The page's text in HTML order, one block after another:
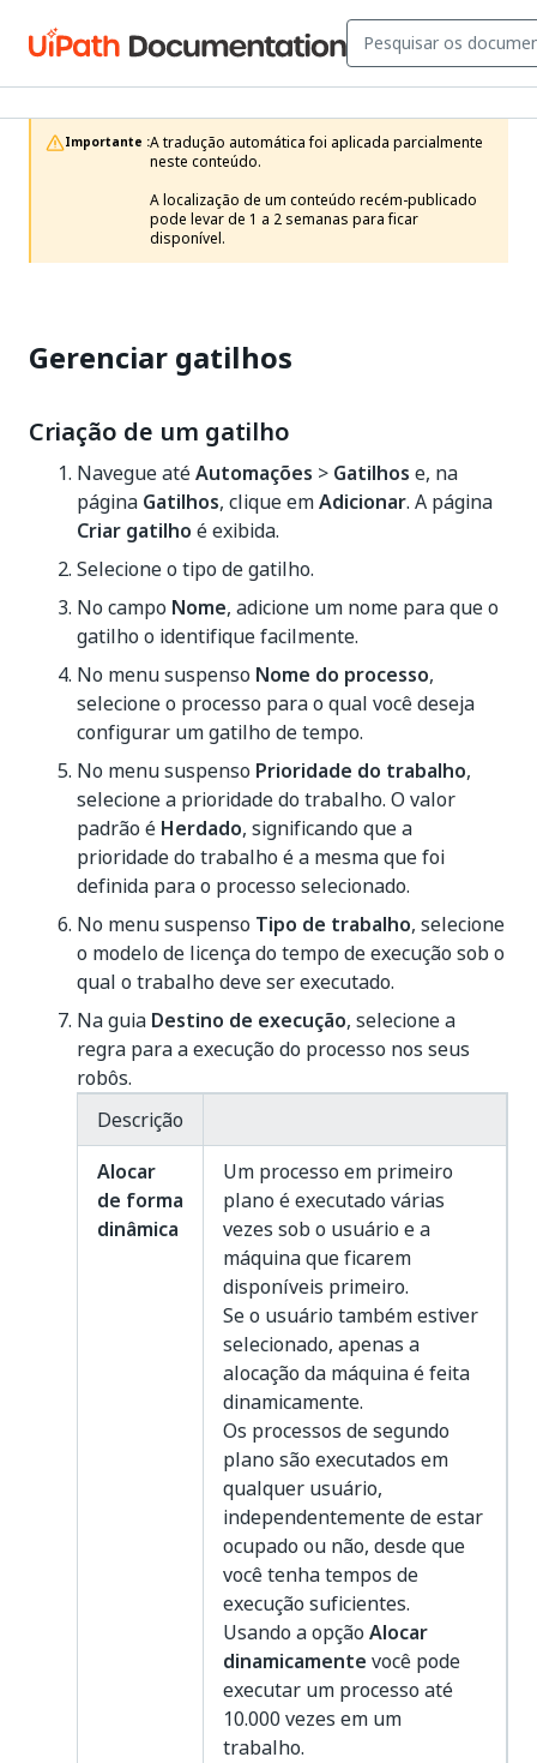
Importante :A tradução automática foi aplicada parcialmente
neste conteúdo.
A localização de um conteúdo recém-publicado
pode levar de 1 a 2 semanas para ficar
disponível.
Gerenciar gatilhos
Criação de um gatilho
Navegue atéAutomações > Gatilhos e, na
página Gatilhos, clique emAdicionar. A página
Criar gatilho é exibida.
Selecione o tipo de gatilho.
No campo Nome, adicione um nome para que o
gatilho o identifique facilmente.
No menu suspenso Nome do processo,
selecione o processo para o qual você deseja
configurar um gatilho de tempo.
No menu suspenso Prioridade do trabalho,
selecione a prioridade do trabalho. O valor
padrão é Herdado, significando que a
prioridade do trabalho é a mesma que foi
definida para o processo selecionado.
No menu suspenso Tipo de trabalho, selecione
o modelo de licença do tempo de execução sob o
qual o trabalho deve ser executado.
Na guia Destino de execução, selecione a
regra para a execução do processo nos seus
robôs.
Descrição
Alocar
de forma
dinâmica
Um processo em primeiro
plano é executado várias
vezes sob o usuário e a
máquina que ficarem
disponíveis primeiro.
Se o usuário também estiver
selecionado, apenas a
alocação da máquina é feita
dinamicamente.
Os processos de segundo
plano são executados em
qualquer usuário,
independentemente de estar
ocupado ou não, desde que
você tenha tempos de
execução suficientes.
Usando a opção Alocar
dinamicamente você pode
executar um processo até
10.000 vezes em um
trabalho.